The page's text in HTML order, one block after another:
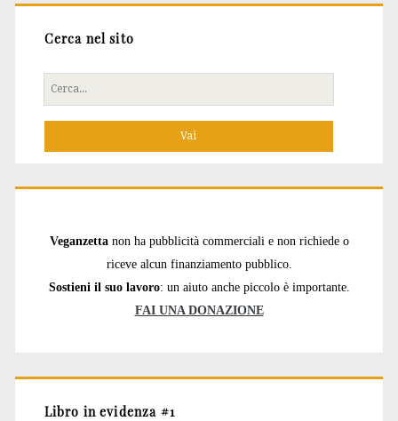
Cerca nel sito
Cerca
per:
Veganzetta non ha pubblicità commerciali e non richiede o
riceve alcun finanziamento pubblico.
Sostieni il suo lavoro: un aiuto anche piccolo è importante.
FAI UNA DONAZIONE
Libro in evidenza #1